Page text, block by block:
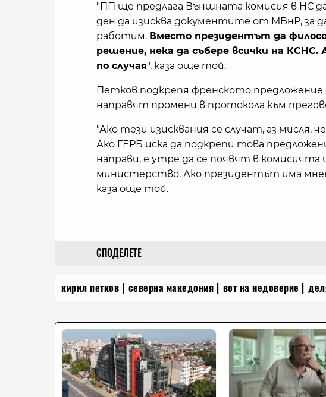
"ПП ще предлага Външната комисия в НС да
ден да изисква документите от МВнР, за
работим. Вместо президентът да
решение, нека да събере всички на КСНС.
по случая", каза още той.
Петков подкрепя френското предложение
направят промени в протокола към
"Ако тези изисквания се случат, аз мисля,
Ако ГЕРБ иска да подкрепи това
направи, е утре да се появят в
министерство. Ако президентът има
каза още той.
СПОДЕЛЕТЕ
кирил петков северна македония вот на недоверие